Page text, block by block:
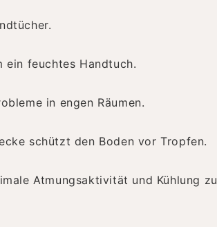
ein feuchtes Handtuch.
in engen Räumen.
schützt den Boden vor Tropfen.
Atmungsaktivität und Kühlung zu